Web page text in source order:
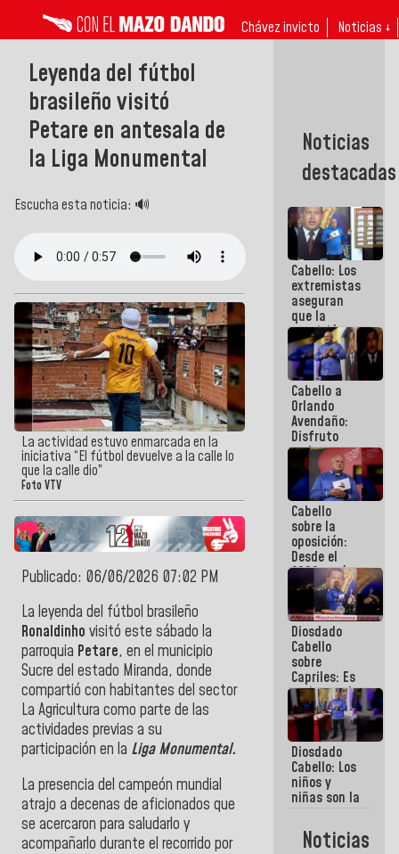
Chávez invicto Noticias ↓
Leyenda del fútbol
brasileño visitó
Petare en antesala de
la Liga Monumental
Escucha esta noticia: 🔊
La actividad estuvo enmarcada en la
iniciativa “El fútbol devuelve a la calle lo
que la calle dio”
Foto VTV
Publicado: 06/06/2026 07:02 PM
La leyenda del fútbol brasileño
Ronaldinho visitó este sábado la
parroquia Petare, en el municipio
Sucre del estado Miranda, donde
compartió con habitantes del sector
La Agricultura como parte de las
actividades previas a su
participación en la Liga Monumental.
La presencia del campeón mundial
atrajo a decenas de aficionados que
se acercaron para saludarlo y
acompañarlo durante el recorrido por
Noticias
destacadas
Cabello: Los
extremistas
aseguran
que la
oposición
actual es la
más
dividida de
la historia
de
Venezuela
Cabello a
Orlando
Avendaño:
Disfruto
cada vez
que escribes
porque lo
que haces
es
embarrarla
Cabello
sobre la
oposición:
Desde el
2002 están
intentando
quemar el
país ante la
ausencia de
políticos
verdaderos
Diosdado
Cabello
sobre
Capriles: Es
un inmoral
de la
política
Diosdado
Cabello: Los
niños y
niñas son la
fundamental
de lo que
Noticias